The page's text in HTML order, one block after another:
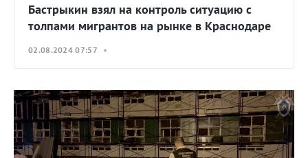
Бастрыкин взял на контроль ситуацию с
толпами мигрантов на рынке в Краснодаре
02.08.2024 07:57 •